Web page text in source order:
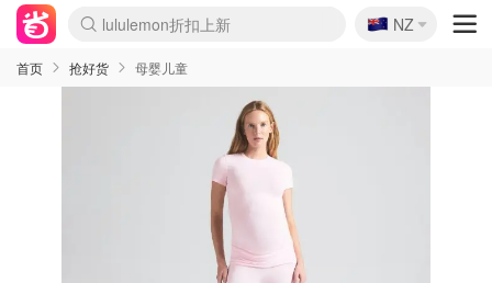
lululemon折扣上新
SSENSE年中2.5折
FreshBeauty好价汇总
Cettire降价+叠9折
WWS Coles超市实拍
viagogo二手票捡漏
Myer超级周末
The Outnet奢牌1折起
David Jones 3折起
Flannels大牌1折
Perfumes Club护肤1折
AMIRO面罩$251
Amazon折扣汇总
eToro入金$200送$50
Amazon数码好物
ICONIC本周7.5折
ThedoubleF高奢地板价
Moose Knuckles 6折
丝芙兰5折起
EUFY摄像头$98
Selenichast首饰2折
Trip机票酒店促销
YSL送5件彩妆礼
Amazon家居好物
Amazon美妆护肤
雅漾大喷$8
过敏原检测盒$33
伊索独家赠50ml沐浴露
科颜氏高保湿面霜$29
SEALIFE海洋馆门票6折
丝塔芙大白罐$16
订阅Newsletter送香薰
Cult Beauty 6.8折
Harrods圣诞日历$525
LN-CC奢牌私促3折
d'Alba空姐喷雾$16
EVE LOM套装£56
Bernardelli独家4折
Adore Beauty 6折起
CT圣诞日历
Mytheresa奢品2.7折
Luxury Escapes 9折
Currentbody美容仪$881
MOON Garden Live
Roborock扫地机$649
Tingo Life水杯$24
Valentino官网5折
CR洗护套装$23
修丽可4件套$159
Myer彩妆2件7折
GANNI官网4.5折
Stylevana韩妆4折
Tessabit高奢8.5折
OGX洗发水$11
Amazon阿德莱德次日达
卡诗8.5折+赠礼
Philips Hue灯具8折
🇳🇿
NZ
首页 抢好货 母婴儿童